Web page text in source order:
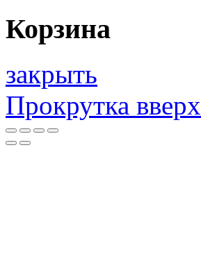
Корзина
закрыть
Прокрутка вверх